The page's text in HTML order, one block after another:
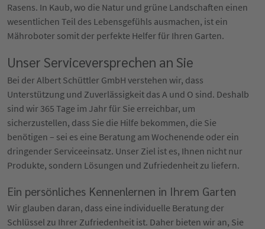
Rasens. In Kaub, wo die Natur und grüne Landschaften einen
wesentlichen Teil des Lebensgefühls ausmachen, ist ein
Mähroboter somit der perfekte Helfer für Ihren Garten.
Unser Serviceversprechen an Sie
Bei der Albert Schüttler GmbH verstehen wir, dass
Unterstützung und Zuverlässigkeit das A und O sind. Deshalb
sind wir 365 Tage im Jahr für Sie erreichbar, um
sicherzustellen, dass Sie die Hilfe bekommen, die Sie
benötigen – sei es eine Beratung am Wochenende oder ein
dringender Serviceeinsatz. Unser Ziel ist es, Ihnen nicht nur
Produkte, sondern Lösungen und Zufriedenheit zu liefern.
Ein persönliches Kennenlernen in Ihrem Garten
Wir glauben daran, dass eine individuelle Beratung der
Schlüssel zu Ihrer Zufriedenheit ist. Daher bieten wir an, Sie